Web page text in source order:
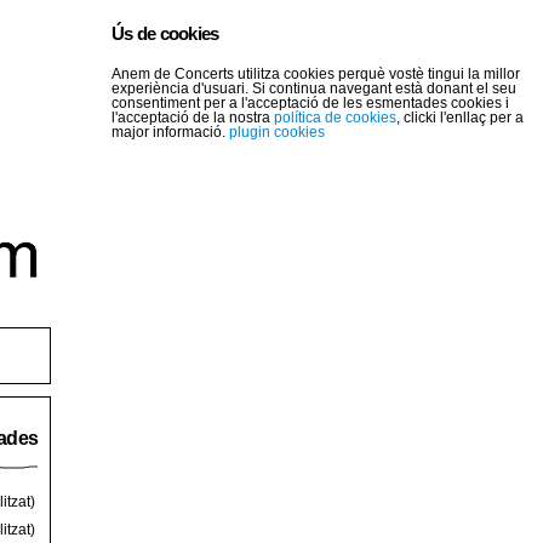
Ús de cookies
Anem de Concerts utilitza cookies perquè vostè tingui la millor
experiència d'usuari. Si continua navegant està donant el seu
consentiment per a l'acceptació de les esmentades cookies i
l'acceptació de la nostra política de cookies, clicki l'enllaç per a
major informació. plugin cookies